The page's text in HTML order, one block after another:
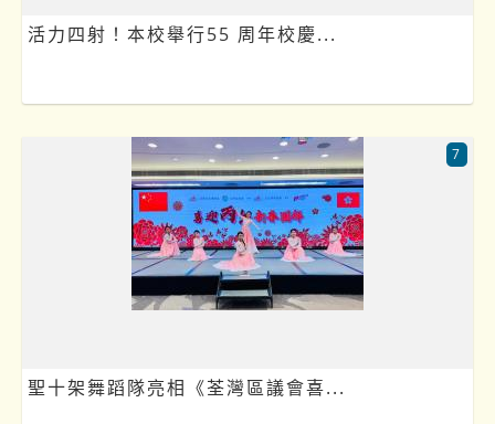
活力四射！本校舉行55 周年校慶...
聖十架舞蹈隊亮相《荃灣區議會喜...
7